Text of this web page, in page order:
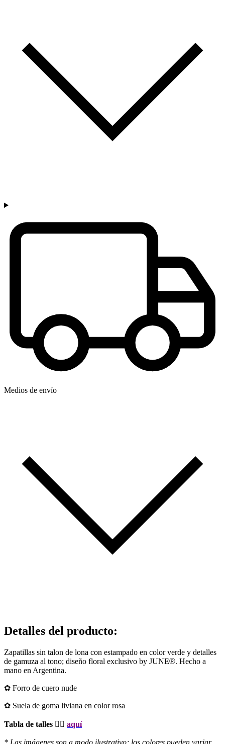
Medios de envío
Detalles del producto:
Zapatillas sin talon de lona con estampado en color verde y detalles
de gamuza al tono; diseño floral exclusivo by JUNE®. Hecho a
mano en Argentina.
✿ Forro de cuero nude
✿ Suela de goma liviana en color rosa
Tabla de talles 👉🏻 aquí
* Las imágenes son a modo ilustrativo; los colores pueden variar